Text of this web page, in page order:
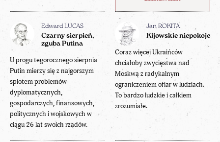
Edward LUCAS
Czarny sierpień,
zguba Putina
U progu tegorocznego sierpnia
Putin mierzy się z najgorszym
splotem problemów
dyplomatycznych,
gospodarczych, finansowych,
politycznych i wojskowych w
ciągu 26 lat swoich rządów.
Jan ROKITA
Kijowskie niepokoje
Coraz więcej Ukraińców
chciałoby zwycięstwa nad
Moskwą z radykalnym
ograniczeniem ofiar w ludziach.
To bardzo ludzkie i całkiem
zrozumiałe.